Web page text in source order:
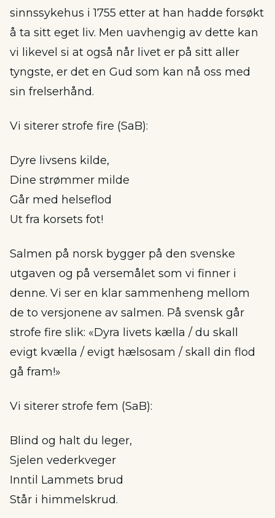
sinnssykehus i 1755 etter at han hadde forsøkt
å ta sitt eget liv. Men uavhengig av dette kan
vi likevel si at også når livet er på sitt aller
tyngste, er det en Gud som kan nå oss med
sin frelserhånd.
Vi siterer strofe fire (SaB):
Dyre livsens kilde,
Dine strømmer milde
Går med helseflod
Ut fra korsets fot!
Salmen på norsk bygger på den svenske
utgaven og på versemålet som vi finner i
denne. Vi ser en klar sammenheng mellom
de to versjonene av salmen. På svensk går
strofe fire slik: «Dyra livets kælla / du skall
evigt kvælla / evigt hælsosam / skall din flod
gå fram!»
Vi siterer strofe fem (SaB):
Blind og halt du leger,
Sjelen vederkveger
Inntil Lammets brud
Står i himmelskrud.